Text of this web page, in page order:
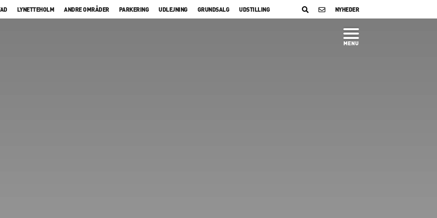
LYNETTEHOLM ANDRE OMRÅDER PARKERING UDLEJNING GRUNDSALG UDSTILLING NYHEDER
MENU